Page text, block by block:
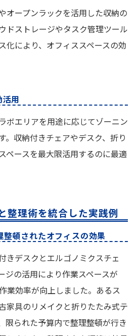
オープンラックを活用した収納の
ドストレージやタスク管理ツール
化により、オフィススペースの効
用
ボエリアを用途に応じてゾーニン
。収納付きチェアやデスク、折り
ペースを最大限活用するのに最適
整理術を統合した実践例
頓されたオフィスの効果
きデスクとエルゴノミクスチェ
ジの活用により作業スペースが
業効率が向上しました。あるス
家具のリメイクと折りたたみ式テ
限られた予算内で整理整頓が行き